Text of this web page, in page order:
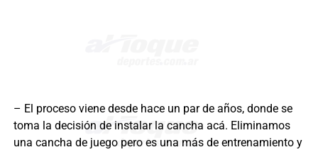
– El proceso viene desde hace un par de años, donde se
toma la decisión de instalar la cancha acá. Eliminamos
una cancha de juego pero es una más de entrenamiento y